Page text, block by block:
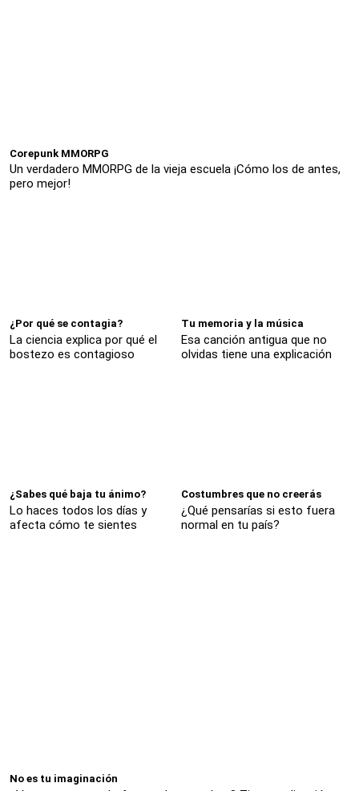
Corepunk MMORPG
Un verdadero MMORPG de la vieja escuela ¡Cómo los de antes,
pero mejor!
¿Por qué se contagia?
La ciencia explica por qué el
bostezo es contagioso
Tu memoria y la música
Esa canción antigua que no
olvidas tiene una explicación
¿Sabes qué baja tu ánimo?
Lo haces todos los días y
afecta cómo te sientes
Costumbres que no creerás
¿Qué pensarías si esto fuera
normal en tu país?
No es tu imaginación